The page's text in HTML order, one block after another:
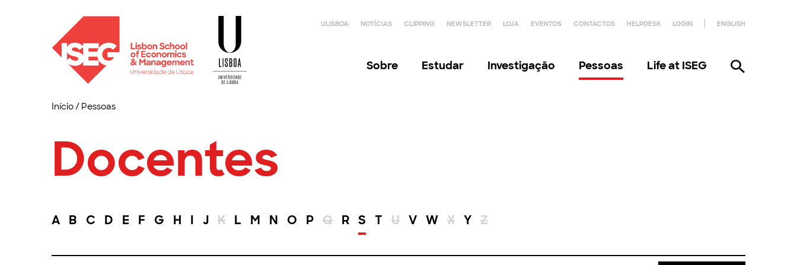
ULISBOA NOTÍCIAS CLIPPING NEWSLETTER LOJA EVENTOS CONTACTOS HELPDESK LOGIN ENGLISH
Sobre Estudar Investigação Pessoas Life at ISEG
Início/ Pessoas
Docentes
A B C D E F G H I J K L M N O P Q R S T U V W X Y Z